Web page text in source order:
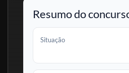
Resumo do
Situação